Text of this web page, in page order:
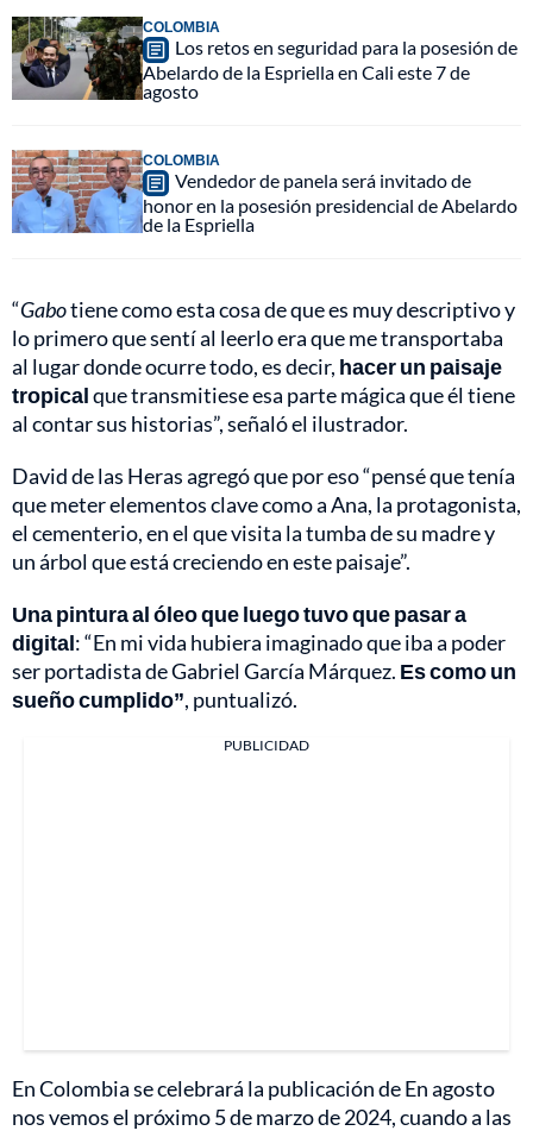
COLOMBIA
Los retos en seguridad para la posesión de
Abelardo de la Espriella en Cali este 7 de
agosto
COLOMBIA
Vendedor de panela será invitado de
honor en la posesión presidencial de Abelardo
de la Espriella
“Gabotiene como esta cosa de que es muy descriptivo y
lo primero que sentí al leerlo era que me transportaba
al lugar donde ocurre todo, es decir, hacer un paisaje
tropicalque transmitiese esa parte mágica que él tiene
al contar sus historias”, señaló el ilustrador.
David de las Heras agregó que por eso “pensé que tenía
que meter elementos clave como a Ana, la protagonista,
el cementerio, en el que visita la tumba de su madre y
un árbol que está creciendo en este paisaje”.
Una pintura al óleo que luego tuvo que pasar a
digital: “En mi vida hubiera imaginado que iba a poder
ser portadista de Gabriel García Márquez. Es como un
sueño cumplido”, puntualizó.
PUBLICIDAD
En Colombia se celebrará la publicación de En agosto
nos vemos el próximo 5 de marzo de 2024, cuando a las